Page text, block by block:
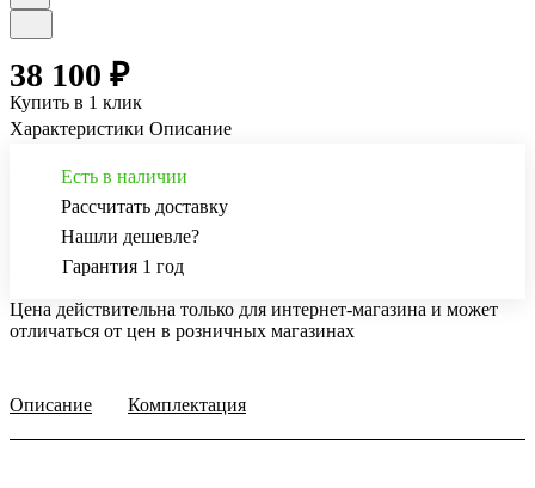
38 100 ₽
Купить в 1 клик
Характеристики Описание
Есть в наличии
Рассчитать доставку
Нашли дешевле?
Гарантия 1 год
Цена действительна только для интернет-магазина и может
отличаться от цен в розничных магазинах
Описание Комплектация